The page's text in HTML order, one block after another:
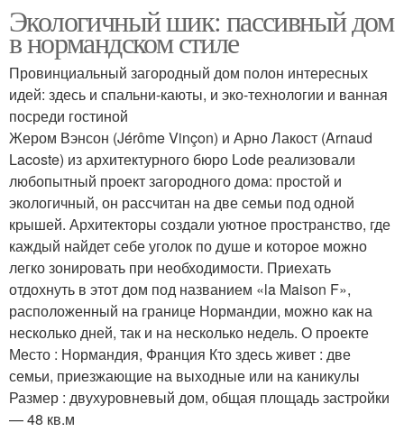
Экологичный шик: пассивный дом
в нормандском стиле
Провинциальный загородный дом полон интересных
идей: здесь и спальни-каюты, и эко-технологии и ванная
посреди гостиной
Жером Вэнсон (Jérôme Vinçon) и Арно Лакост (Arnaud
Lacoste) из архитектурного бюро Lode реализовали
любопытный проект загородного дома: простой и
экологичный, он рассчитан на две семьи под одной
крышей. Архитекторы создали уютное пространство, где
каждый найдет себе уголок по душе и которое можно
легко зонировать при необходимости. Приехать
отдохнуть в этот дом под названием «la Maison F»,
расположенный на границе Нормандии, можно как на
несколько дней, так и на несколько недель. О проекте
Место : Нормандия, Франция Кто здесь живет : две
семьи, приезжающие на выходные или на каникулы
Размер : двухуровневый дом, общая площадь застройки
— 48 кв.м